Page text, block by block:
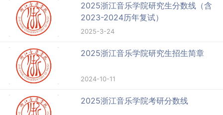
2025浙江音乐学院研究生分数线（含
2023-2024历年复试）
2025-3-24
2025浙江音乐学院研究生招生简章
2024-10-11
2025浙江音乐学院考研分数线